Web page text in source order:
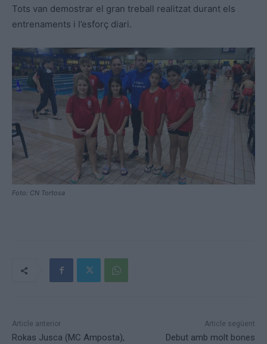
Tots van demostrar el gran treball realitzat durant els
entrenaments i l’esforç diari.
Foto: CN Tortosa
Article anterior
Rokas Jusca (MC Amposta),
Article següent
Debut amb molt bones